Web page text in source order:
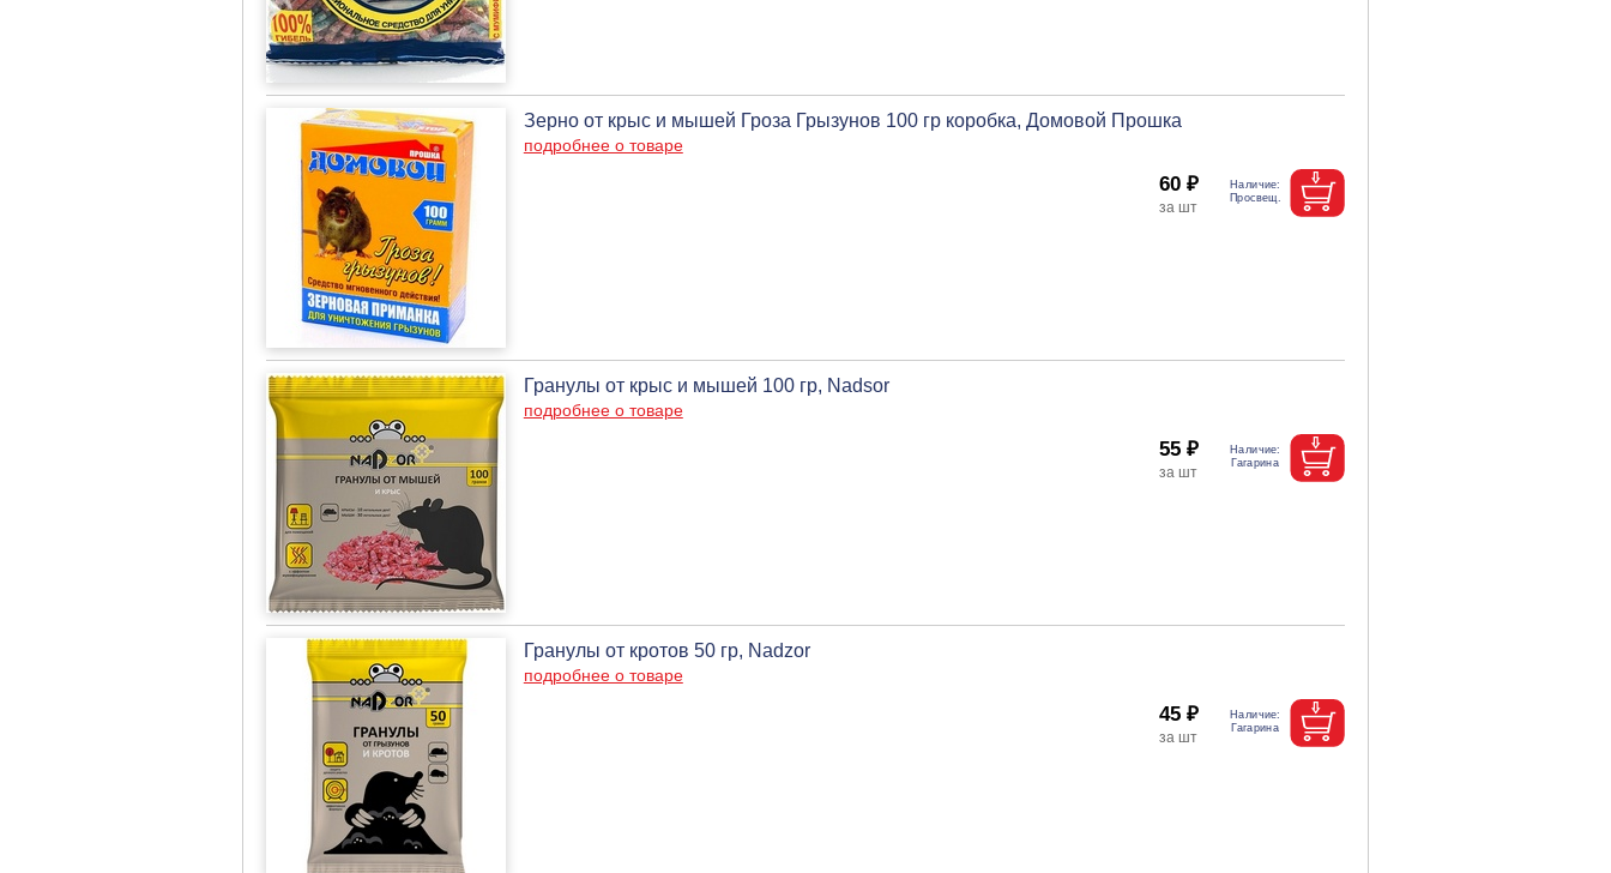
Зерно от крыс и мышей Гроза Грызунов 100 гр коробка, Домовой Прошка
подробнее о товаре
60 ₽
Гранулы от крыс и мышей 100 гр, Nadsor
подробнее о товаре
55 ₽
Гранулы от кротов 50 гр, Nadzor
подробнее о товаре
45 ₽